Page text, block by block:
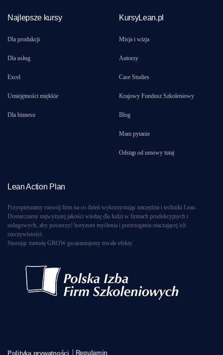
Najlepsze kursy
Dla produkcji
Dla usług
Excel
Umiejętności miękkie
Dla biznesu
KursyLean.pl
Misja i wizja
Autorzy
Case Studies
Krajowy Fundusz Szkoleniowy
Blog
Mam pytanie
Odstąp od umowy tutaj
Lean Action Plan
Przyspieszamy rozwój firm na co dzień wykorzystując narzędzia i techniki Lean.
Dostarczamy najwyższej jakości wiedzę dla ludzi w firmach produkcyjnych i
usługowych, aby poszerzyć horyzont myślenia i postrzegania otaczającej ich
rzeczywistości.
Stosując metodę GROW gwarantujemy trwałe efekty.
Polityka prywatności Regulamin